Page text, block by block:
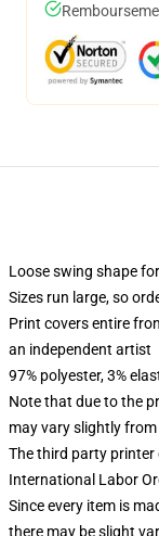
Loose swing shape
Sizes run large, so
Print covers entire
an independent artist
97% polyester, 3%
Note that due to the
may vary slightly
The third party
International Labor
Since every item is
there may be slight